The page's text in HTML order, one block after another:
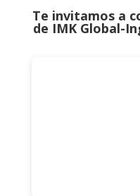
Te invitamos a
de IMK Global-